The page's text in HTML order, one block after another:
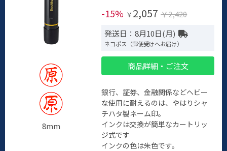
8mm
-15% ￥ 2,057 ￥2,420
発送日：8月10日(月)
ネコポス（郵便受けへお届け）
商品詳細・ご注文
銀行、証券、金融関係などヘビー
な使用に耐えるのは、やはりシャ
チハタ製ネーム印。
インクは交換が簡単なカートリッ
ジ式です
インクの色は朱色です。